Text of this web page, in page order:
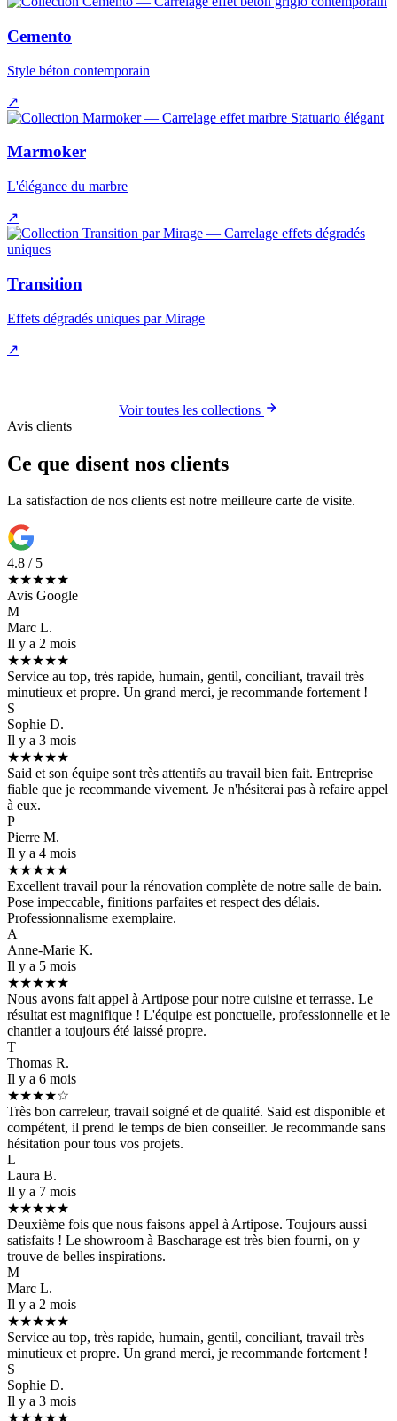
Cemento
Style béton contemporain
↗
Marmoker
L'élégance du marbre
↗
Transition
Effets dégradés uniques par Mirage
↗
Voir toutes les collections
Avis clients
Ce que disent nos clients
La satisfaction de nos clients est notre meilleure carte de visite.
4.8 / 5
★★★★★
Avis Google
M
Marc L.
Il y a 2 mois
★★★★★
Service au top, très rapide, humain, gentil, conciliant, travail très
minutieux et propre. Un grand merci, je recommande fortement !
S
Sophie D.
Il y a 3 mois
★★★★★
Said et son équipe sont très attentifs au travail bien fait. Entreprise
fiable que je recommande vivement. Je n'hésiterai pas à refaire appel
à eux.
P
Pierre M.
Il y a 4 mois
★★★★★
Excellent travail pour la rénovation complète de notre salle de bain.
Pose impeccable, finitions parfaites et respect des délais.
Professionnalisme exemplaire.
A
Anne-Marie K.
Il y a 5 mois
★★★★★
Nous avons fait appel à Artipose pour notre cuisine et terrasse. Le
résultat est magnifique ! L'équipe est ponctuelle, professionnelle et le
chantier a toujours été laissé propre.
T
Thomas R.
Il y a 6 mois
★★★★☆
Très bon carreleur, travail soigné et de qualité. Said est disponible et
compétent, il prend le temps de bien conseiller. Je recommande sans
hésitation pour tous vos projets.
L
Laura B.
Il y a 7 mois
★★★★★
Deuxième fois que nous faisons appel à Artipose. Toujours aussi
satisfaits ! Le showroom à Bascharage est très bien fourni, on y
trouve de belles inspirations.
M
Marc L.
Il y a 2 mois
★★★★★
Service au top, très rapide, humain, gentil, conciliant, travail très
minutieux et propre. Un grand merci, je recommande fortement !
S
Sophie D.
Il y a 3 mois